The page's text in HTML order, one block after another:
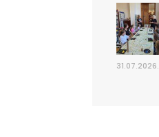
31.07.2026.